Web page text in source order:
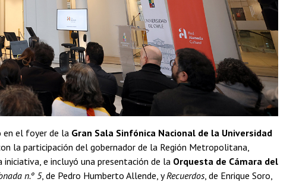
en el foyer de la Gran Sala Sinfónica Nacional de la Universidad
la participación del gobernador de la Región Metropolitana,
e incluyó una presentación de la Orquesta de Cámara del
n.º 5, de Pedro Humberto Allende, yRecuerdos, de Enrique Soro,